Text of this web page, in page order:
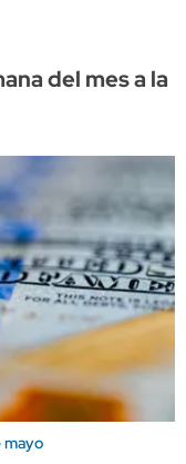
del mes a la
mayo